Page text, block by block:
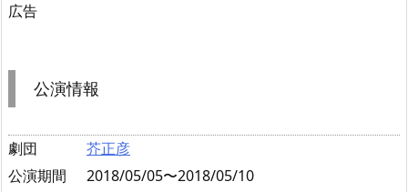
広告
公演情報
劇団
芥正彦
公演期間
2018/05/05〜2018/05/10